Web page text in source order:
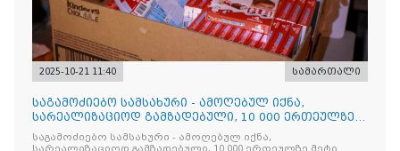
2025-10-21 11:40 სამართალი
საგამოძიებო სამსახური - ამოღებულ იქნა,
სარეალიზაციოდ გამზადებული, 10 000 ერთეულზე
მეტი „Jacobs Monar
საგამოძიებო სამსახური - ამოღებულ იქნა,
სარეალიზაციოდ გამზადებული, 10 000 ერთეულზე მეტი